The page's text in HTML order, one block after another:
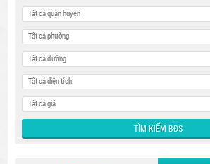
Tất cả quận huyện
Tất cả phường
Tất cả đường
Tất cả diện tích
Tất cả giá